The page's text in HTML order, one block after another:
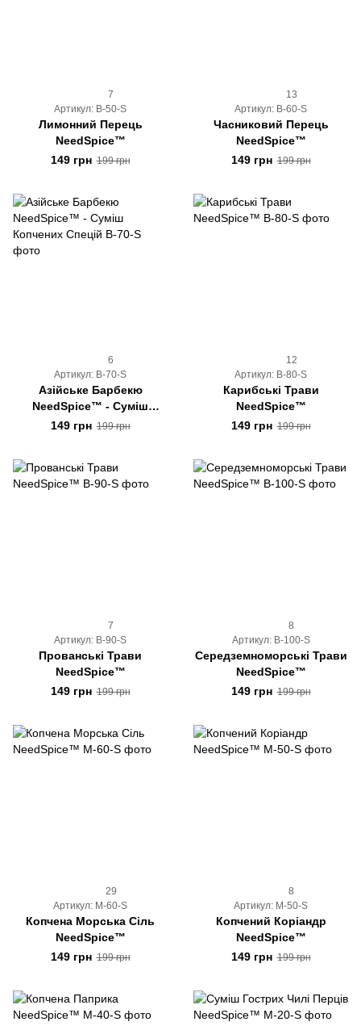
7
Артикул: B-50-S
Лимонний Перець
NeedSpice™
149 грн 199 грн
13
Артикул: B-60-S
Часниковий Перець
NeedSpice™
149 грн 199 грн
6
Артикул: B-70-S
Азійське Барбекю
NeedSpice™ - Суміш
Копчених Спецій
149 грн 199 грн
12
Артикул: B-80-S
Карибські Трави
NeedSpice™
149 грн 199 грн
7
Артикул: B-90-S
Прованські Трави
NeedSpice™
149 грн 199 грн
8
Артикул: B-100-S
Середземноморські Трави
NeedSpice™
149 грн 199 грн
29
Артикул: M-60-S
Копчена Морська Сіль
NeedSpice™
149 грн 199 грн
8
Артикул: M-50-S
Копчений Коріандр
NeedSpice™
149 грн 199 грн